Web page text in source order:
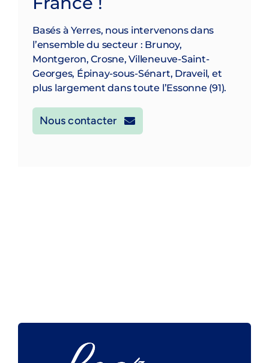
Basés à Yerres, nous intervenons dans
l’ensemble du secteur : Brunoy,
Montgeron, Crosne, Villeneuve-Saint-
Georges, Épinay-sous-Sénart, Draveil, et
plus largement dans toute l’Essonne (91).
Nous contacter